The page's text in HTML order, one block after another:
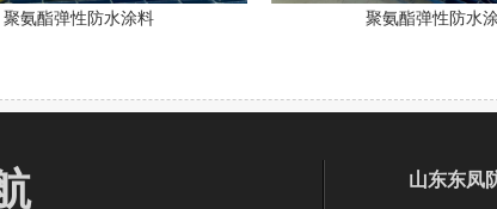
聚氨酯弹性防水涂料 聚氨酯弹性防水
山东东凤